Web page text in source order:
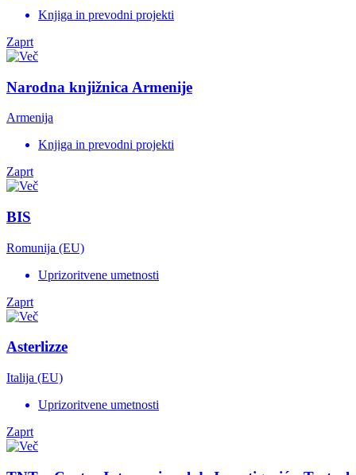
Knjiga in prevodni projekti
Zaprt
Narodna knjižnica Armenije
Armenija
Knjiga in prevodni projekti
Zaprt
BIS
Romunija (EU)
Uprizoritvene umetnosti
Zaprt
Asterlizze
Italija (EU)
Uprizoritvene umetnosti
Zaprt